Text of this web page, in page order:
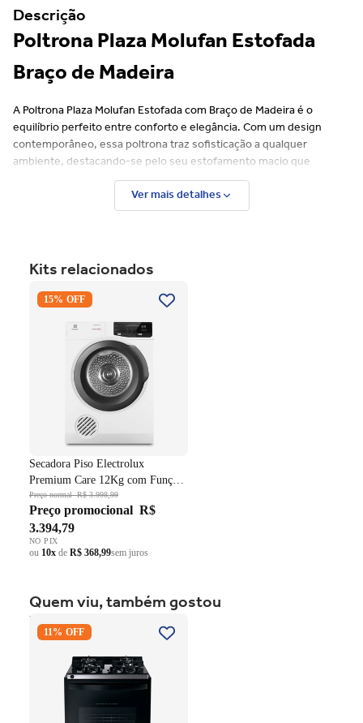
Descrição
Poltrona Plaza Molufan Estofada
Braço de Madeira
A Poltrona Plaza Molufan Estofada com Braço de Madeira é o
equilíbrio perfeito entre conforto e elegância. Com um design
contemporâneo, essa poltrona traz sofisticação a qualquer
ambiente, destacando-se pelo seu estofamento macio que
proporciona máximo conforto para momentos de relaxamento. Os
braços em madeira adicionam um toque de requinte e durabilidade,
combinando o aspecto natural com a modernidade do estofado.
decorativa que eleva o estilo do espaço.
Ver mais detalhes
Kits relacionados
Premium Care 12Kg com
Branco 220V
15% OFF
Secadora Piso Electrolux
Premium Care 12Kg com Função
AutoSense SFP12 Branco 220V
Preço normalR$ 3.998,99
Preço promocional R$
3.394,79
NO PIX
ou 10x de R$ 368,99sem juros
Quem viu, também gostou
Fogão 4 Bocas Brastemp de
Embutir BYO4XAE Mesa
Fundido Dupla Chama Preto
11% OFF